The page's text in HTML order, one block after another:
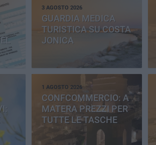
3 AGOSTO 2026
GUARDIA MEDICA
TURISTICA SU COSTA
JONICA
1 AGOSTO 2026
CONFCOMMERCIO: A
MATERA PREZZI PER
TUTTE LE TASCHE